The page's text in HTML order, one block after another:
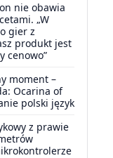
nie obawia
„W
gier z
produkt jest
cenowo”
moment –
Ocarina of
polski język
z prawie